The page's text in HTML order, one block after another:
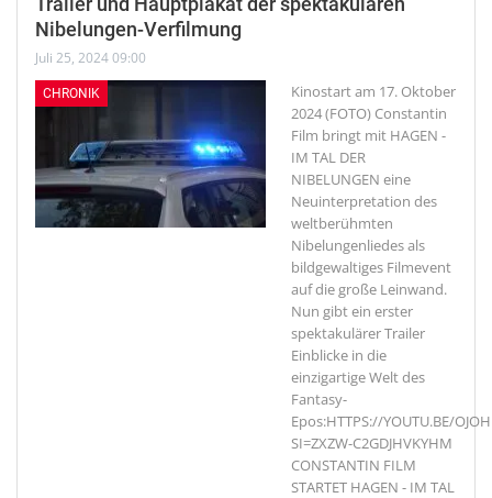
Nibelungen-Verfilmung
Juli 25, 2024 09:00
CHRONIK
Kinostart am 17. Oktober
2024 (FOTO) Constantin
Film bringt mit HAGEN -
IM TAL DER
NIBELUNGEN eine
Neuinterpretation des
weltberühmten
Nibelungenliedes als
bildgewaltiges Filmevent
auf die große Leinwand.
Nun gibt ein erster
spektakulärer Trailer
Einblicke in die
einzigartige Welt des
Fantasy-
Epos:HTTPS://YOUTU.BE/
SI=ZXZW-C2GDJHVKYHM
CONSTANTIN FILM
STARTET HAGEN - IM TAL